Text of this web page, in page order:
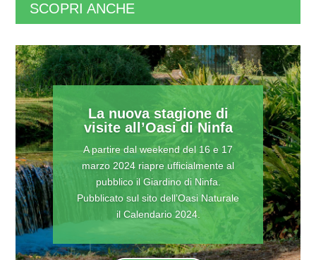
SCOPRI ANCHE
La nuova stagione di
visite all’Oasi di Ninfa
A partire dal weekend del 16 e 17
marzo 2024 riapre ufficialmente al
pubblico il Giardino di Ninfa.
Pubblicato sul sito dell’Oasi Naturale
il Calendario 2024.